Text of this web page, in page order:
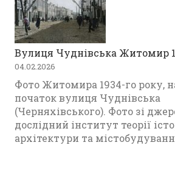
Вулиця Чуднівська Житомир
04.02.2026
Фото Житомира 1934-го року,
початок вулиця Чуднівська
(Черняхівського). Фото зі
дослідний інститут теорії
архітектури та